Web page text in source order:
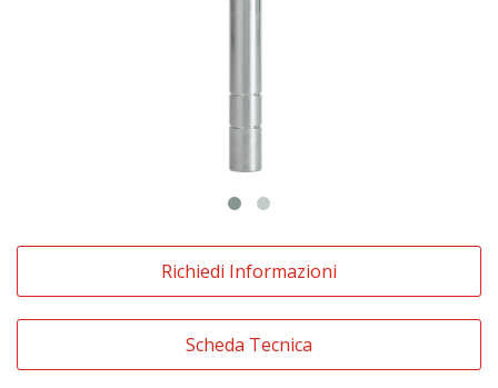
Richiedi Informazioni
Scheda Tecnica